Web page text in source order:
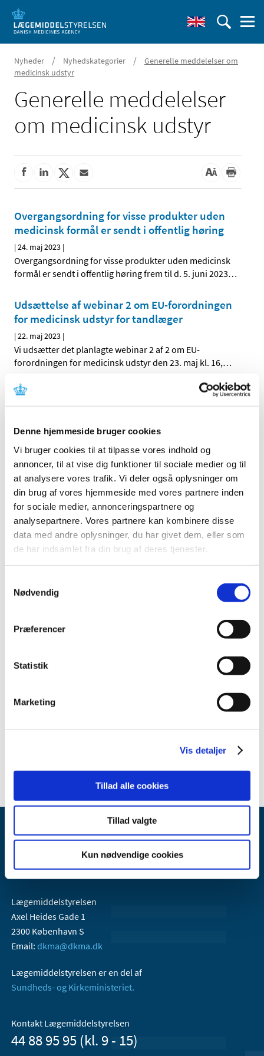
Denne hjemmeside bruger cookies
Vi bruger cookies til at tilpasse vores indhold og
annoncer, til at vise dig funktioner til sociale medier og til
at analysere vores trafik. Vi deler også oplysninger om
din brug af vores hjemmeside med vores partnere inden
for sociale medier, annonceringspartnere og
analysepartnere. Vores partnere kan kombinere disse
data med andre oplysninger, du har givet dem, eller som
de har indsamlet fra din brug af deres tjenester.
Nødvendig
Præferencer
Statistik
Marketing
Vis detaljer
Tillad alle cookies
Tillad valgte
Kun nødvendige cookies
Nyheder / Nyhedskategorier /
Generelle meddelelser om
medicinsk udstyr
Generelle meddelelser
om medicinsk udstyr
Overgangsordning for visse produkter uden
medicinsk formål er sendt i offentlig høring
|24. maj 2023 |
Overgangsordning for visse produkter uden medicinsk
formål er sendt i offentlig høring frem til d. 5. juni 2023…
Udsættelse af webinar 2 om EU-forordningen
for medicinsk udstyr for tandlæger
|22. maj 2023 |
Vi udsætter det planlagte webinar 2 af 2 om EU-
forordningen for medicinsk udstyr den 23. maj kl. 16,…
Deltag i webinar del 2 om EU-forordningen for
medicinsk udstyr
Få en bedre forståelse af regler og forpligtelser i EU-
forordningen for medicinsk udstyr og medicinsk udstyr
Alle (83)
TID
2026 (8)
2025 (11)
2024 (12)
december (1)
juni (1)
januar (1)
2021 (14)
Lægemiddelstyrelsen
Axel Heides Gade 1
2300 København S
Email: dkma@dkma.dk
Lægemiddelstyrelsen er en del af
Sundheds- og Kirkeministeriet.
Kontakt Lægemiddelstyrelsen
44 88 95 95 (kl. 9 - 15)